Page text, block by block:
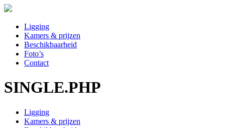
Ligging
Kamers & prijzen
Beschikbaarheid
Foto’s
Contact
SINGLE.PHP
Ligging
Kamers & prijzen